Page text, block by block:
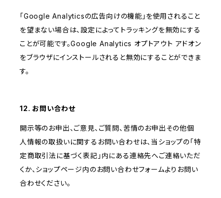
「Google Analyticsの広告向けの機能」を使用されること
を望まない場合は、設定によってトラッキングを無効にする
ことが可能です。Google Analytics オプトアウト アドオン
をブラウザにインストールされると無効にすることができま
す。
12. お問い合わせ
開示等のお申出、ご意見、ご質問、苦情のお申出その他個
人情報の取扱いに関するお問い合わせは、当ショップの「特
定商取引法に基づく表記」内にある連絡先へご連絡いただ
くか、ショップページ内のお問い合わせフォームよりお問い
合わせください。